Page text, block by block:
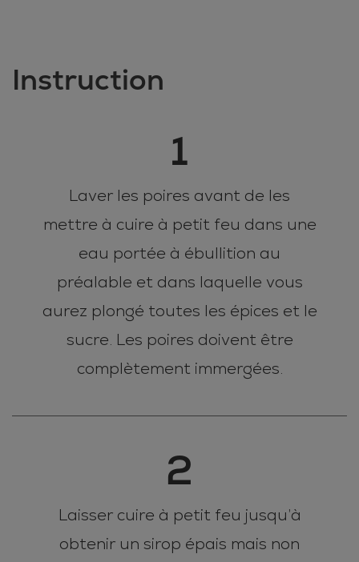
Instruction
1
Laver les poires avant de les
mettre à cuire à petit feu dans une
eau portée à ébullition au
préalable et dans laquelle vous
aurez plongé toutes les épices et le
sucre. Les poires doivent être
complètement immergées.
2
Laisser cuire à petit feu jusqu’à
obtenir un sirop épais mais non